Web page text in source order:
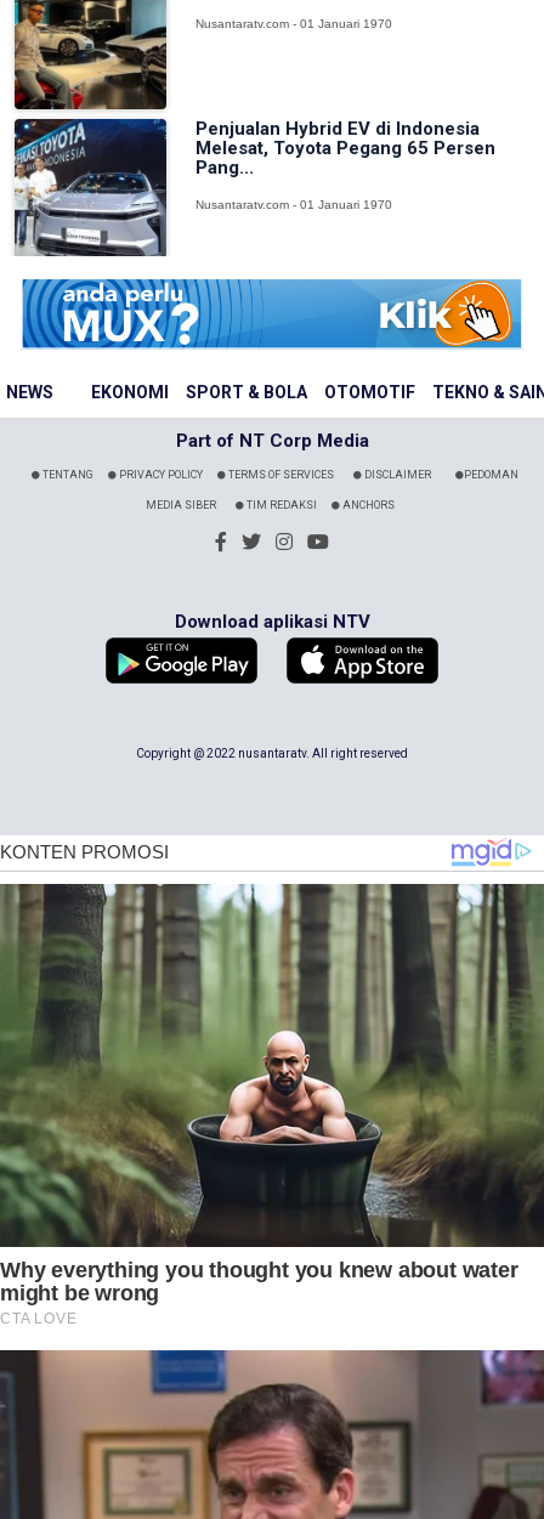
NEWS EKONOMI SPORT & BOLA OTOMOTIF TEKNO &
Nusantaratv.com - 01 Januari 1970
Penjualan Hybrid EV di Indonesia
Melesat, Toyota Pegang 65 Persen
Pang...
Nusantaratv.com - 01 Januari 1970
Part of NT Corp Media
TENTANG PRIVACY POLICY TERMS OF SERVICES DISCLAIMER PEDOMAN
MEDIA SIBER TIM REDAKSI ANCHORS
Download aplikasi NTV
Copyright @ 2022 nusantaratv. All right reserved